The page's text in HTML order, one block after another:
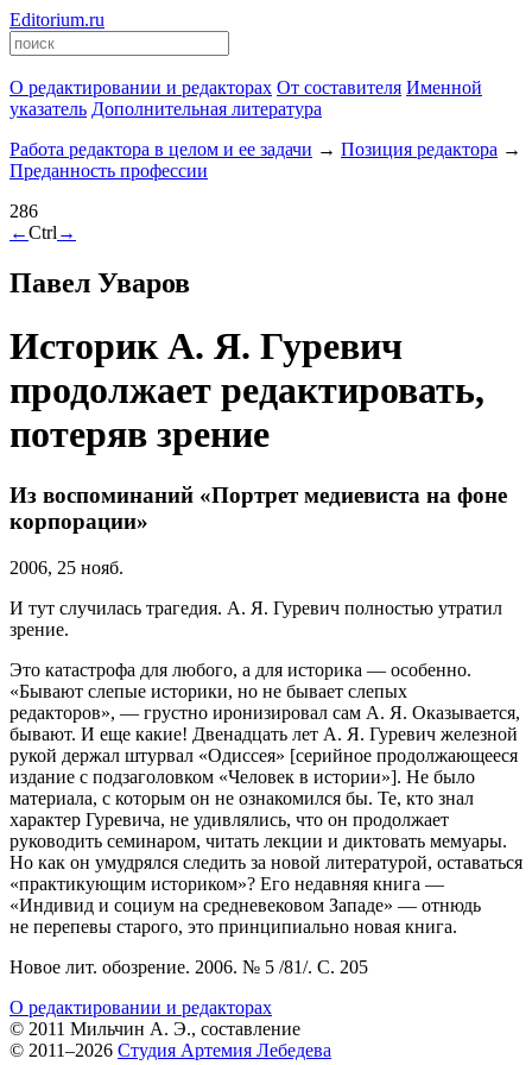
Editorium.ru
О редактировании и редакторах От составителя Именной
указатель Дополнительная литература
Работа редактора в целом и ее задачи → Позиция редактора →
Преданность профессии
286
←Ctrl →
Павел Уваров
Историк А. Я. Гуревич
продолжает редактировать,
потеряв зрение
Из воспоминаний «Портрет медиевиста на фоне
корпорации»
2006, 25 нояб.
И тут случилась трагедия. А. Я. Гуревич полностью утратил
зрение.
Это катастрофа для любого, а для историка — особенно.
«Бывают слепые историки, но не бывает слепых
редакторов», — грустно иронизировал сам А. Я. Оказывается,
бывают. И еще какие! Двенадцать лет А. Я. Гуревич железной
рукой держал штурвал «Одиссея» [серийное продолжающееся
издание с подзаголовком «Человек в истории»]. Не было
материала, с которым он не ознакомился бы. Те, кто знал
характер Гуревича, не удивлялись, что он продолжает
руководить семинаром, читать лекции и диктовать мемуары.
Но как он умудрялся следить за новой литературой, оставаться
«практикующим историком»? Его недавняя книга —
«Индивид и социум на средневековом Западе» — отнюдь
не перепевы старого, это принципиально новая книга.
Новое лит. обозрение. 2006. № 5 /81/. С. 205
О редактировании и редакторах
© 2011 Мильчин А. Э., составление
© 2011–2026 Студия Артемия Лебедева